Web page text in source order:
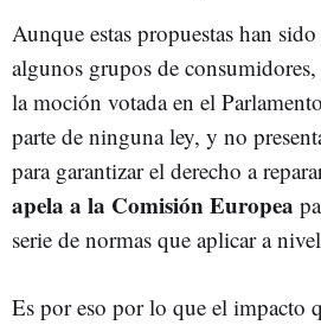
Aunque estas propuestas han
algunos grupos de
la moción votada en el
parte de ninguna ley, y no
para garantizar el derecho a
apela a la Comisión Europea
serie de normas que aplicar a
Es por eso por lo que el impacto